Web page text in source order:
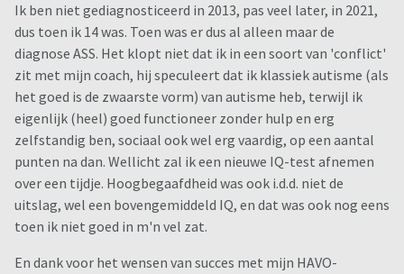
Ik ben niet gediagnosticeerd in 2013, pas veel later, in 2021,
dus toen ik 14 was. Toen was er dus al alleen maar de
diagnose ASS. Het klopt niet dat ik in een soort van 'conflict'
zit met mijn coach, hij speculeert dat ik klassiek autisme (als
het goed is de zwaarste vorm) van autisme heb, terwijl ik
eigenlijk (heel) goed functioneer zonder hulp en erg
zelfstandig ben, sociaal ook wel erg vaardig, op een aantal
punten na dan. Wellicht zal ik een nieuwe IQ-test afnemen
over een tijdje. Hoogbegaafdheid was ook i.d.d. niet de
uitslag, wel een bovengemiddeld IQ, en dat was ook nog eens
toen ik niet goed in m'n vel zat.
En dank voor het wensen van succes met mijn HAVO-